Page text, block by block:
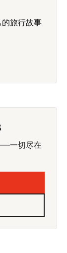
旅行故事
一切尽在